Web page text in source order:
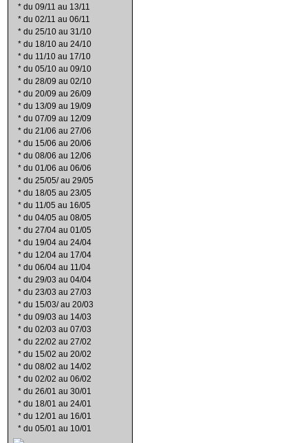
* du 09/11 au 13/11
* du 02/11 au 06/11
* du 25/10 au 31/10
* du 18/10 au 24/10
* du 11/10 au 17/10
* du 05/10 au 09/10
* du 28/09 au 02/10
* du 20/09 au 26/09
* du 13/09 au 19/09
* du 07/09 au 12/09
* du 21/06 au 27/06
* du 15/06 au 20/06
* du 08/06 au 12/06
* du 01/06 au 06/06
* du 25/05/ au 29/05
* du 18/05 au 23/05
* du 11/05 au 16/05
* du 04/05 au 08/05
* du 27/04 au 01/05
* du 19/04 au 24/04
* du 12/04 au 17/04
* du 06/04 au 11/04
* du 29/03 au 04/04
* du 23/03 au 27/03
* du 15/03/ au 20/03
* du 09/03 au 14/03
* du 02/03 au 07/03
* du 22/02 au 27/02
* du 15/02 au 20/02
* du 08/02 au 14/02
* du 02/02 au 06/02
* du 26/01 au 30/01
* du 18/01 au 24/01
* du 12/01 au 16/01
* du 05/01 au 10/01